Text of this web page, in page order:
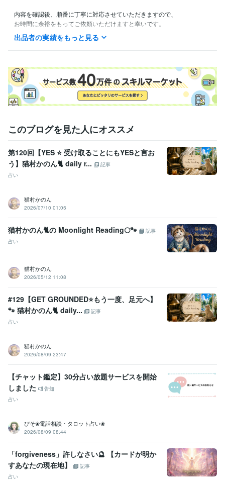
内容を確認後、順番に丁寧に対応させていただきますので、
お時間に余裕をもってご依頼いただけますと幸いです。
基本的に24時間以内にご返信いたします。
深夜や早朝はお返事が遅れる場合がございますが、ご了承ください。
資格・検定
認定レイキヒーラー 取得年 : 2021年
得意分野
占い チャネリング／カード／ヒーリング
出品者の実績をもっと見る
このブログを見た人にオススメ
第120回【YES ⭐️ 受け取ることにもYESと言お
う】猫村かのん🐈 daily r...
記事
占い
猫村かのん
2026/07/10 01:05
猫村かのん🐈の Moonlight Reading🌕🐾
記事
占い
猫村かのん
2026/05/12 11:08
#129【GET GROUNDED⭐️もう一度、足元へ】
🐾 猫村かのん🐈 daily...
記事
占い
猫村かのん
2026/08/09 23:47
【チャット鑑定】30分占い放題サービスを開始
しました
告知
占い
ぴそ❀電話相談・タロット占い❀
2026/08/09 08:44
「forgiveness」許しなさい🔮 【カードが明か
すあなたの現在地】
記事
占い